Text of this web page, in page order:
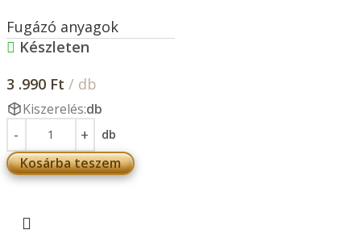
Fugázó anyagok
Készleten
3 .990 Ft / db
Kiszerelés:db
db
Kosárba teszem